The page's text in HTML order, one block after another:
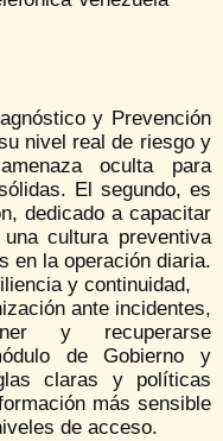
y Prevención
nivel real de riesgo y
oculta para
El segundo, es
dedicado a capacitar
cultura preventiva
en la operación diaria.
y continuidad,
ante incidentes,
y recuperarse
de Gobierno y
claras y políticas
más sensible
de acceso.